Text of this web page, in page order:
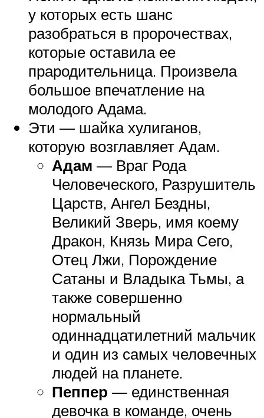
у которых есть шанс
разобраться в пророчествах,
которые оставила ее
прародительница. Произвела
большое впечатление на
молодого Адама.
Эти — шайка хулиганов,
которую возглавляет Адам.
Адам — Враг Рода
Человеческого, Разрушитель
Царств, Ангел Бездны,
Великий Зверь, имя коему
Дракон, Князь Мира Сего,
Отец Лжи, Порождение
Сатаны и Владыка Тьмы, а
также совершенно
нормальный
одиннадцатилетний мальчик
и один из самых человечных
людей на планете.
Пеппер — единственная
девочка в команде, очень